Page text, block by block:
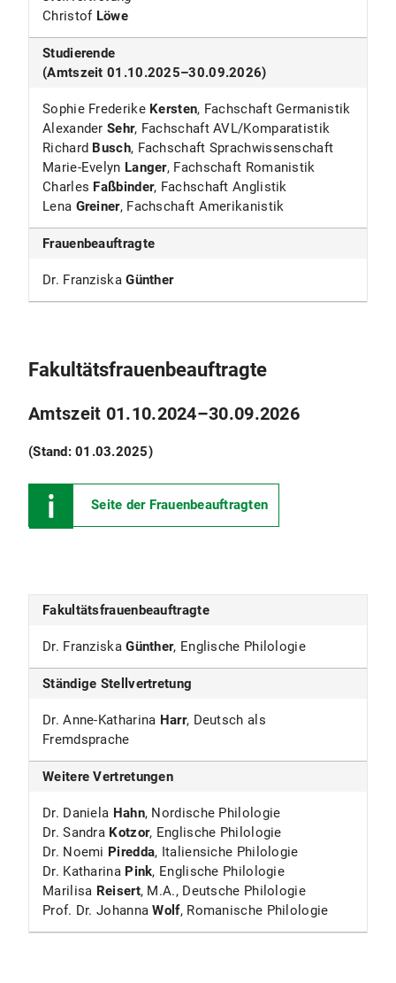
Christof Löwe
Studierende
(Amtszeit 01.10.2025–30.09.2026)
Sophie Frederike Kersten, Fachschaft Germanistik
Alexander Sehr, Fachschaft AVL/Komparatistik
Richard Busch, Fachschaft Sprachwissenschaft
Marie-Evelyn Langer, Fachschaft Romanistik
Charles Faßbinder, Fachschaft Anglistik
Lena Greiner, Fachschaft Amerikanistik
Frauenbeauftragte
Dr. FranziskaGünther
Fakultätsfrauenbeauftragte
Amtszeit 01.10.2024–30.09.2026
(Stand: 01.03.2025)
Seite der Frauenbeauftragten
Fakultätsfrauenbeauftragte
Dr. FranziskaGünther, Englische Philologie
Ständige Stellvertretung
Dr. Anne-Katharina Harr, Deutsch als
Fremdsprache
Weitere Vertretungen
Dr. Daniela Hahn, Nordische Philologie
Dr. Sandra Kotzor, Englische Philologie
Dr. Noemi Piredda, Italiensiche Philologie
Dr. Katharina Pink, Englische Philologie
Marilisa Reisert, M.A., Deutsche Philologie
Prof. Dr. JohannaWolf, Romanische Philologie